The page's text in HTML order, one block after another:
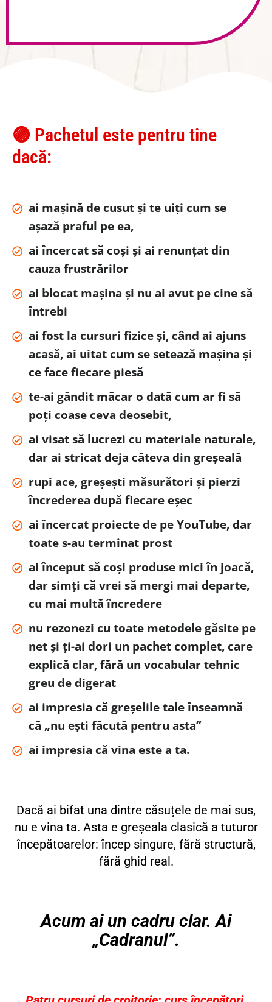
🟣 Pachetul este pentru tine
dacă:
ai mașină de cusut și te uiți cum se
așază praful pe ea,
ai încercat să coși și ai renunțat din
cauza frustrărilor
ai blocat mașina și nu ai avut pe cine să
întrebi
ai fost la cursuri fizice și, când ai ajuns
acasă, ai uitat cum se setează mașina și
ce face fiecare piesă
te-ai gândit măcar o dată cum ar fi să
poți coase ceva deosebit,
ai visat să lucrezi cu materiale naturale,
dar ai stricat deja câteva din greșeală
rupi ace, greșești măsurători și pierzi
încrederea după fiecare eșec
ai încercat proiecte de pe YouTube, dar
toate s-au terminat prost
ai început să coși produse mici în joacă,
dar simți că vrei să mergi mai departe,
cu mai multă încredere
nu rezonezi cu toate metodele găsite pe
net și ți-ai dori un pachet complet, care
explică clar, fără un vocabular tehnic
greu de digerat
ai impresia că greșelile tale înseamnă
că „nu ești făcută pentru asta”
ai impresia că vina este a ta.
Dacă ai bifat una dintre căsuțele de mai sus,
nu e vina ta. Asta e greșeala clasică a tuturor
începătoarelor: încep singure, fără structură,
fără ghid real.
Acum ai un cadru clar. Ai
„Cadranul”.